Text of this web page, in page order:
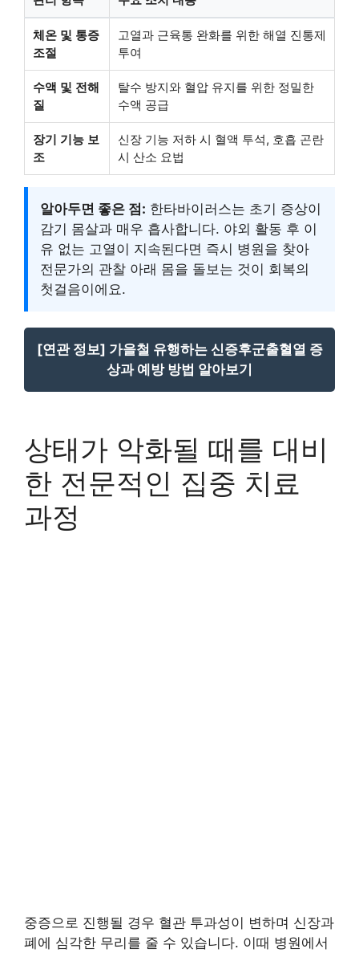
체온 및 통증
조절
고열과 근육통 완화를 위한 해열 진통제
투여
수액 및 전해
질
탈수 방지와 혈압 유지를 위한 정밀한
수액 공급
장기 기능 보
조
신장 기능 저하 시 혈액 투석, 호흡 곤란
시 산소 요법
알아두면 좋은 점: 한타바이러스는 초기 증상이
감기 몸살과 매우 흡사합니다. 야외 활동 후 이
유 없는 고열이 지속된다면 즉시 병원을 찾아
전문가의 관찰 아래 몸을 돌보는 것이 회복의
첫걸음이에요.
[연관 정보] 가을철 유행하는 신증후군출혈열 증
상과 예방 방법 알아보기
상태가 악화될 때를 대비
한 전문적인 집중 치료
과정
중증으로 진행될 경우 혈관 투과성이 변하며 신장과
폐에 심각한 무리를 줄 수 있습니다. 이때 병원에서